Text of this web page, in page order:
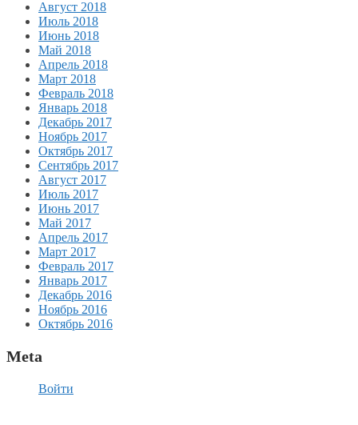
Август 2018
Июль 2018
Июнь 2018
Май 2018
Апрель 2018
Март 2018
Февраль 2018
Январь 2018
Декабрь 2017
Ноябрь 2017
Октябрь 2017
Сентябрь 2017
Август 2017
Июль 2017
Июнь 2017
Май 2017
Апрель 2017
Март 2017
Февраль 2017
Январь 2017
Декабрь 2016
Ноябрь 2016
Октябрь 2016
Meta
Войти